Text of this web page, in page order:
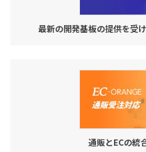
最新の開発基板の提供を受
通販とECの統